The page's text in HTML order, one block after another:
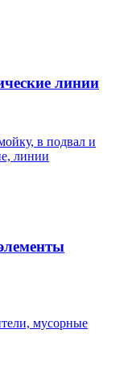
линии
в подвал и
линии
мусорные